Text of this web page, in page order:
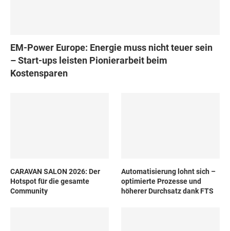
EM-Power Europe: Energie muss nicht teuer sein
– Start-ups leisten Pionierarbeit beim
Kostensparen
CARAVAN SALON 2026: Der
Hotspot für die gesamte
Community
Automatisierung lohnt sich –
optimierte Prozesse und
höherer Durchsatz dank FTS